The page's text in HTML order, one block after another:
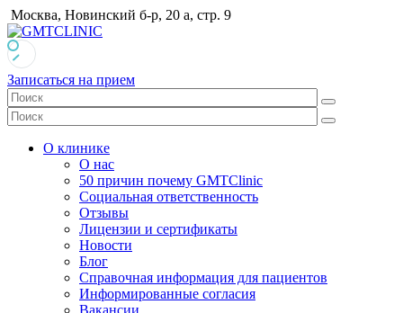
Москва, Новинский б-р, 20 а, стр. 9
Записаться на прием
О клинике
О нас
50 причин почему GMTClinic
Социальная ответственность
Отзывы
Лицензии и сертификаты
Новости
Блог
Справочная информация для пациентов
Информированные согласия
Вакансии